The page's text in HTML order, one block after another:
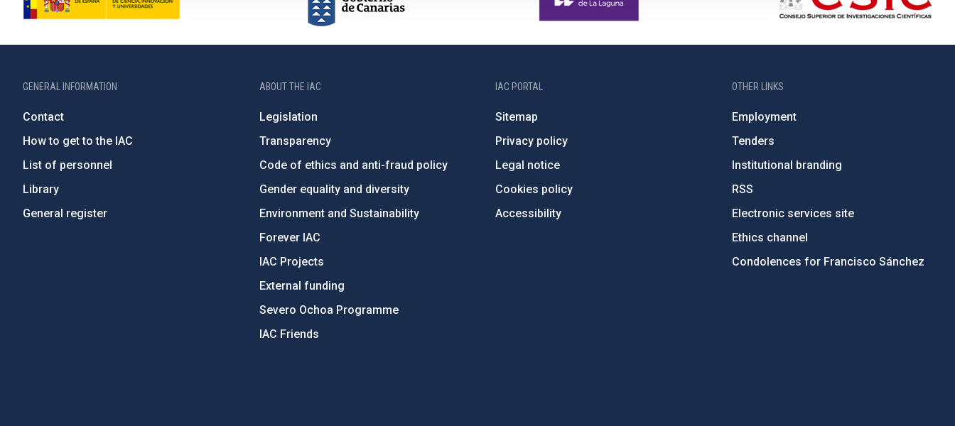
GENERAL INFORMATION
Contact
How to get to the IAC
List of personnel
Library
General register
ABOUT THE IAC
Legislation
Transparency
Code of ethics and anti-fraud policy
Gender equality and diversity
Environment and Sustainability
Forever IAC
IAC Projects
External funding
Severo Ochoa Programme
IAC Friends
IAC PORTAL
Sitemap
Privacy policy
Legal notice
Cookies policy
Accessibility
OTHER LINKS
Employment
Tenders
Institutional branding
RSS
Electronic services site
Ethics channel
Condolences for Francisco Sánchez